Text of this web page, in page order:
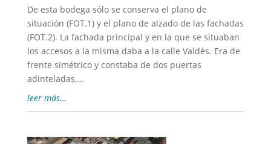
De esta bodega sólo se conserva el plano de
situación (FOT.1) y el plano de alzado de las fachadas
(FOT.2). La fachada principal y en la que se situaban
los accesos a la misma daba a la calle Valdés. Era de
frente simétrico y constaba de dos puertas
adinteladas,…
leer más…